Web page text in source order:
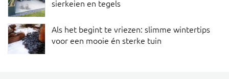
sierkeien en tegels
Als het begint te vriezen: slimme wintertips
voor een mooie én sterke tuin